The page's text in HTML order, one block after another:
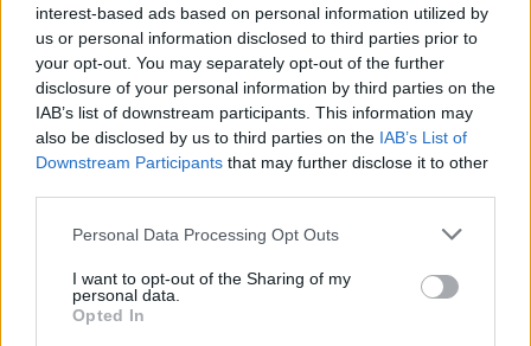
interest-based ads based on personal information utilized by
us or personal information disclosed to third parties prior to
your opt-out. You may separately opt-out of the further
disclosure of your personal information by third parties on the
IAB’s list of downstream participants. This information may
also be disclosed by us to third parties on the IAB’s List of
Downstream Participants that may further disclose it to other
Please note that this website/app uses one or more Google
not limited to your visit or usage behaviour. You may click to
grant or deny consent to Google and its third-party tags to
use your data for below specified purposes in below Google
Personal Data Processing Opt Outs
I want to opt-out of the Sharing of my
personal data.
Opted In